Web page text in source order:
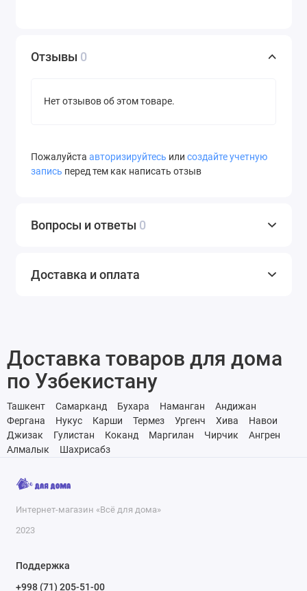
Отзывы 0
Нет отзывов об этом товаре.
Пожалуйста авторизируйтесь или создайте учетную
запись перед тем как написать отзыв
Вопросы и ответы 0
Доставка и оплата
Доставка товаров для дома
по Узбекистану
Ташкент Самарканд Бухара Наманган
Андижан
Фергана
Нукус Карши Термез Ургенч Хива
Навои
Джизак
Гулистан Коканд Маргилан Чирчик
Ангрен
Алмалык
Шахрисабз
Интернет-магазин «Всё для дома»
2023
Поддержка
+998 (71) 205-51-00